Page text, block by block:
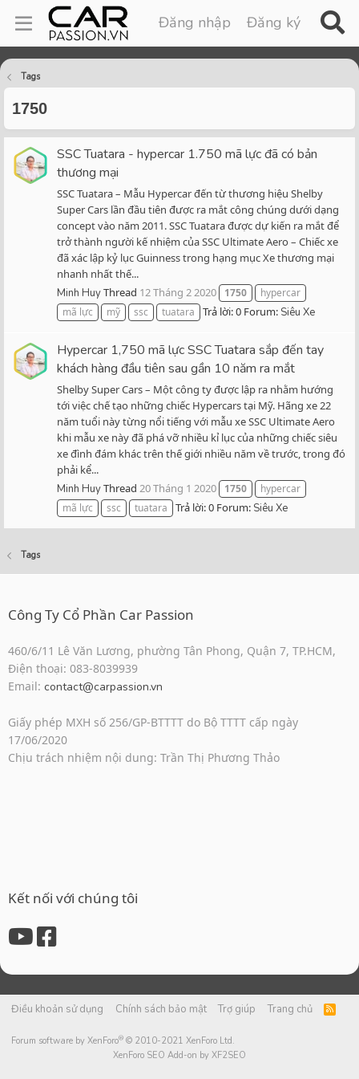
Đăng nhập Đăng ký
Tags
1750
SSC Tuatara - hypercar 1.750 mã lực đã có bản
thương mại
SSC Tuatara – Mẫu Hypercar đến từ thương hiệu Shelby
Super Cars lần đầu tiên được ra mắt công chúng dưới dạng
concept vào năm 2011. SSC Tuatara được dự kiến ra mắt để
trở thành người kế nhiệm của SSC Ultimate Aero – Chiếc xe
đã xác lập kỷ lục Guinness trong hạng mục Xe thương mại
nhanh nhất thế...
Minh HuyThread 12 Tháng 2 2020 1750
hypercar
mã lực
mỹ ssc tuatara Trả lời: 0 Forum: Siêu Xe
Hypercar 1,750 mã lực SSC Tuatara sắp đến tay
khách hàng đầu tiên sau gần 10 năm ra mắt
Shelby Super Cars – Một công ty được lập ra nhằm hướng
tới việc chế tạo những chiếc Hypercars tại Mỹ. Hãng xe 22
năm tuổi này từng nổi tiếng với mẫu xe SSC Ultimate Aero
khi mẫu xe này đã phá vỡ nhiều kỉ lục của những chiếc siêu
xe đình đám khác trên thế giới nhiều năm về trước, trong đó
phải kể...
Minh HuyThread 20 Tháng 1 2020 1750
hypercar
mã lực
ssc tuatara Trả lời: 0 Forum: Siêu Xe
Tags
Công Ty Cổ Phần Car Passion
460/6/11 Lê Văn Lương, phường Tân Phong, Quận 7, TP.HCM,
Điện thoại: 083-8039939
Email: contact@carpassion.vn
Giấy phép MXH số 256/GP-BTTTT do Bộ TTTT cấp ngày
17/06/2020
Chịu trách nhiệm nội dung: Trần Thị Phương Thảo
Kết nối với chúng tôi
Điều khoản sử dụng Chính sách bảo mật Trợ giúp Trang chủ
R
S
Forum software by XenForo® © 2010-2021 XenForo Ltd.
XenForo SEO Add-on by XF2SEO